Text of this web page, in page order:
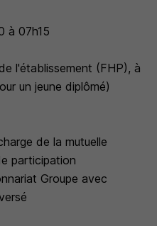
à 07h15
l'établissement (FHP), à
un jeune diplômé)
de la mutuelle
participation
Groupe avec